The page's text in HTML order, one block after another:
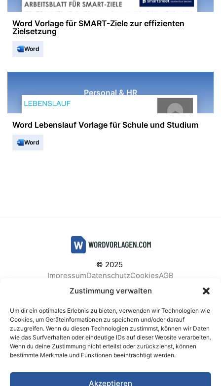
Zustimmung verwalten
Um dir ein optimales Erlebnis zu bieten, verwenden wir Technologien wie
Cookies, um Geräteinformationen zu speichern und/oder darauf
zuzugreifen. Wenn du diesen Technologien zustimmst, können wir Daten
wie das Surfverhalten oder eindeutige IDs auf dieser Website verarbeiten.
Wenn du deine Zustimmung nicht erteilst oder zurückziehst, können
bestimmte Merkmale und Funktionen beeinträchtigt werden.
Akzeptieren
Word Vorlage für SMART-Ziele zur effizienten
Zielsetzung
Word
Personal & HR
Word Lebenslauf Vorlage für Schule und Studium
Word
© 2025
ImpressumDatenschutzCookiesAGB
Facebook
Instagram
BELIEBTE KATEGORIEN
Berichte & Analysen Business
Einkauf & Beschaffung